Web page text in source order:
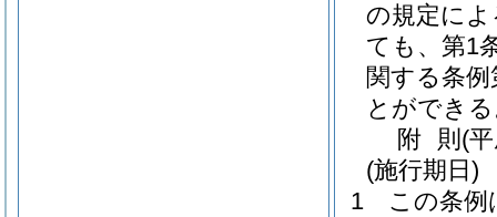
の規定に
ても、第1
関する条
とができ
附 則 (
(施行期日)
1
この条例